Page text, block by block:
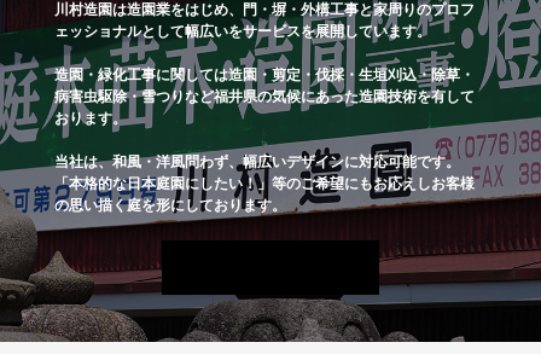
川村造園は造園業をはじめ、門・塀・外構工事と家周りのプロフ
ェッショナルとして幅広いをサービスを展開しています。
造園・緑化工事に関しては造園・剪定・伐採・生垣刈込・除草・
病害虫駆除・雪つりなど福井県の気候にあった造園技術を有して
おります。
当社は、和風・洋風問わず、幅広いデザインに対応可能です。
「本格的な日本庭園にしたい！」等のご希望にもお応えしお客様
の思い描く庭を形にしております。